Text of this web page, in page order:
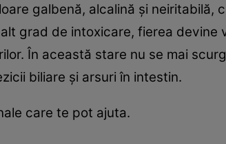
galbenă, alcalină şi neiritabilă,
grad de intoxicare, fierea devine
În această stare nu se mai
biliare şi arsuri în intestin.
care te pot ajuta.